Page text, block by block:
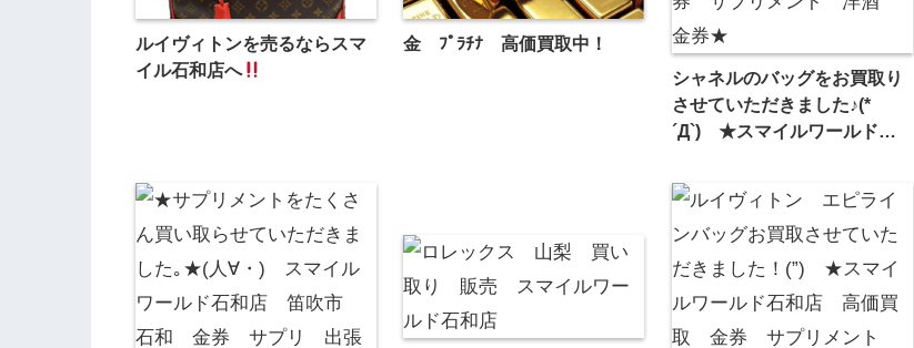
ルイヴィトンを売るならスマ
イル石和店へ
金 ﾌﾟﾗﾁﾅ 高価買取中！
シャネルのバッグをお買取り
させていただきました♪(*
´Д`) ★スマイルワールド石
リメント 洋酒 金券★